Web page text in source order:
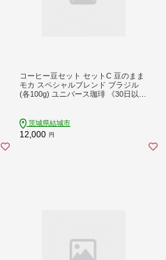
コーヒー豆セット セットC 豆のまま
モカ スペシャルブレンド ブラジル
(各100g) ユニバース珈琲 《30日以内
り】(沖縄・離島)---yuki_yuni_10_mb
s---
茨城県結城市
12,000 円